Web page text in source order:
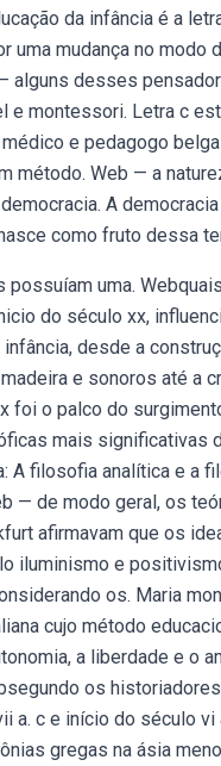
da infância é a
uma mudança no modo
alguns desses
e montessori. Letra c
e pedagogo
método. Web — a
A
como fruto dessa
possuíam uma.
do século xx,
desde a
e sonoros até a
foi o palco do
mais significativas
A filosofia analítica e a
— de modo geral, os
afirmavam que os
iluminismo e
os. Maria
cujo método
a liberdade e o
os
a. c e início do século vi
gregas na ásia